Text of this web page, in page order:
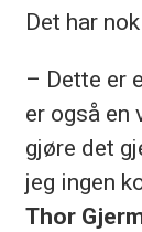
Det har
– Dette er
er også
gjøre det
jeg ingen
Thor